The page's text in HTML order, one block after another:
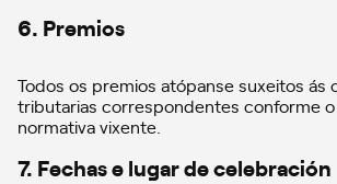
6. Premios
Todos os premios atópanse suxeitos ás
tributarias correspondentes conforme
normativa vixente.
7. Fechas e lugar de celebración